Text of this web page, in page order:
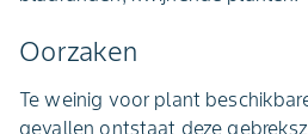
Oorzaken
Te weinig voor plant
gevallen ontstaat deze